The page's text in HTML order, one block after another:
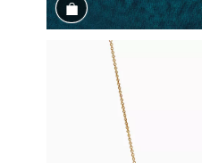
Magasiner cet